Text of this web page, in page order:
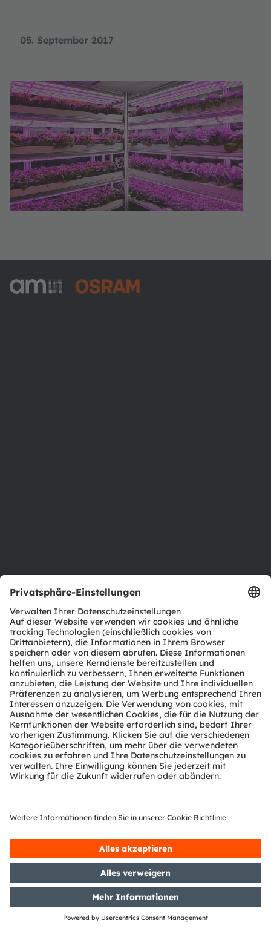
05. September 2017
Produkt Selektor
Download Center
Tools
Kundenanfragen
Technischer Support
Partner Netzwerk
Whistleblowing
© 2026 ams-OSRAM AG. All rights reserved.
Datenschutzerklärung Nutzungsbedingungen
Terms of Trade
ImpressumCookie PolicyAI Policy